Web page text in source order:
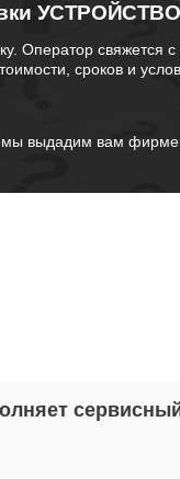
УСТРОЙСТВО
Оператор свяжется
сроков и
выдадим вам